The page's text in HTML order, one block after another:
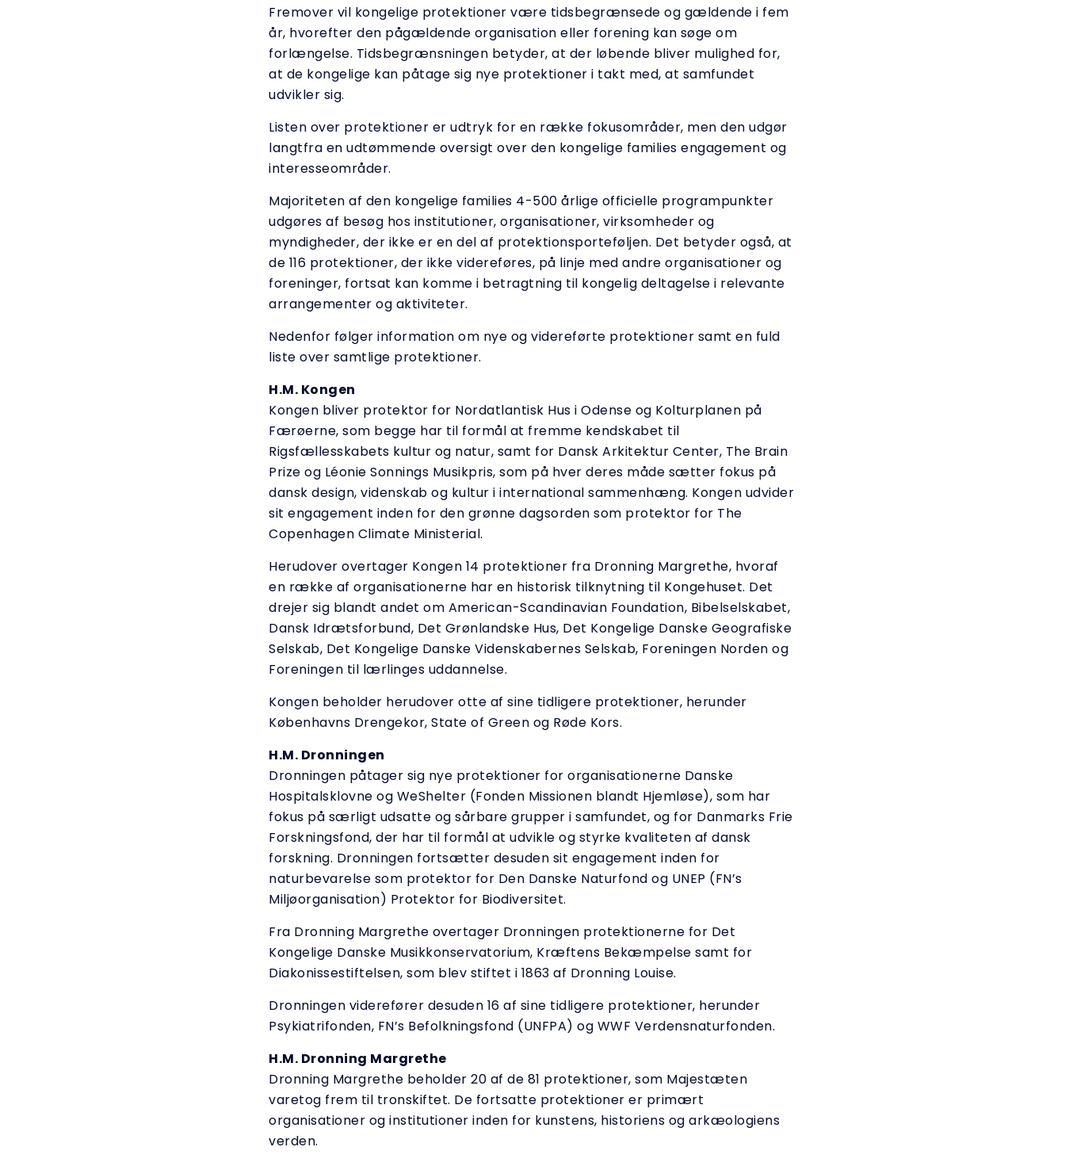
Fremover vil kongelige protektioner være tidsbegrænsede og gældende i fem
år, hvorefter den pågældende organisation eller forening kan søge om
forlængelse. Tidsbegrænsningen betyder, at der løbende bliver mulighed for,
at de kongelige kan påtage sig nye protektioner i takt med, at samfundet
udvikler sig.
Listen over protektioner er udtryk for en række fokusområder, men den udgør
langtfra en udtømmende oversigt over den kongelige families engagement og
interesseområder.
Majoriteten af den kongelige families 4-500 årlige officielle programpunkter
udgøres af besøg hos institutioner, organisationer, virksomheder og
myndigheder, der ikke er en del af protektionsporteføljen. Det betyder også, at
de 116 protektioner, der ikke videreføres, på linje med andre organisationer og
foreninger, fortsat kan komme i betragtning til kongelig deltagelse i relevante
arrangementer og aktiviteter.
Nedenfor følger information om nye og videreførte protektioner samt en fuld
liste over samtlige protektioner.
H.M. Kongen
Kongen bliver protektor for Nordatlantisk Hus i Odense og Kolturplanen på
Færøerne, som begge har til formål at fremme kendskabet til
Rigsfællesskabets kultur og natur, samt for Dansk Arkitektur Center, The Brain
Prize og Léonie Sonnings Musikpris, som på hver deres måde sætter fokus på
dansk design, videnskab og kultur i international sammenhæng. Kongen udvider
sit engagement inden for den grønne dagsorden som protektor for The
Copenhagen Climate Ministerial.
Herudover overtager Kongen 14 protektioner fra Dronning Margrethe, hvoraf
en række af organisationerne har en historisk tilknytning til Kongehuset. Det
drejer sig blandt andet om American-Scandinavian Foundation, Bibelselskabet,
Dansk Idrætsforbund, Det Grønlandske Hus, Det Kongelige Danske Geografiske
Selskab, Det Kongelige Danske Videnskabernes Selskab, Foreningen Norden og
Foreningen til lærlinges uddannelse.
Kongen beholder herudover otte af sine tidligere protektioner, herunder
Københavns Drengekor, State of Green og Røde Kors.
H.M. Dronningen
Dronningen påtager sig nye protektioner for organisationerne Danske
Hospitalsklovne og WeShelter (Fonden Missionen blandt Hjemløse), som har
fokus på særligt udsatte og sårbare grupper i samfundet, og for Danmarks Frie
Forskningsfond, der har til formål at udvikle og styrke kvaliteten af dansk
forskning. Dronningen fortsætter desuden sit engagement inden for
naturbevarelse som protektor for Den Danske Naturfond og UNEP (FN’s
Miljøorganisation) Protektor for Biodiversitet.
Fra Dronning Margrethe overtager Dronningen protektionerne for Det
Kongelige Danske Musikkonservatorium, Kræftens Bekæmpelse samt for
Diakonissestiftelsen, som blev stiftet i 1863 af Dronning Louise.
Dronningen viderefører desuden 16 af sine tidligere protektioner, herunder
Psykiatrifonden, FN’s Befolkningsfond (UNFPA) og WWF Verdensnaturfonden.
H.M. Dronning Margrethe
Dronning Margrethe beholder 20 af de 81 protektioner, som Majestæten
varetog frem til tronskiftet. De fortsatte protektioner er primært
organisationer og institutioner inden for kunstens, historiens og arkæologiens
verden.